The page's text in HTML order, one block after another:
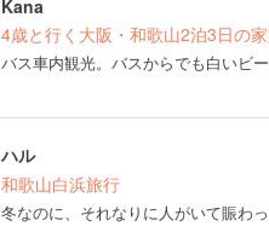
Kana
4歳と行く大阪・和歌山2泊3日の
バス車内観光。バスからでも白いビ
ハル
和歌山白浜旅行
冬なのに、それなりに人がいて賑わっ